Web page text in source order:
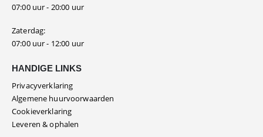
07:00 uur - 20:00 uur
Zaterdag:
07:00 uur - 12:00 uur
HANDIGE LINKS
Privacyverklaring
Algemene huurvoorwaarden
Cookieverklaring
Leveren & ophalen